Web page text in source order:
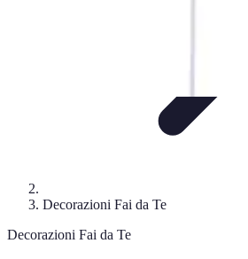
Decorazioni Fai da Te
Decorazioni Fai da Te